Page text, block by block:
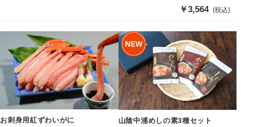
格
販
売
格
￥3,564 (税込)
お刺身用紅ずわいがに 山陰中浦めしの素3種セット